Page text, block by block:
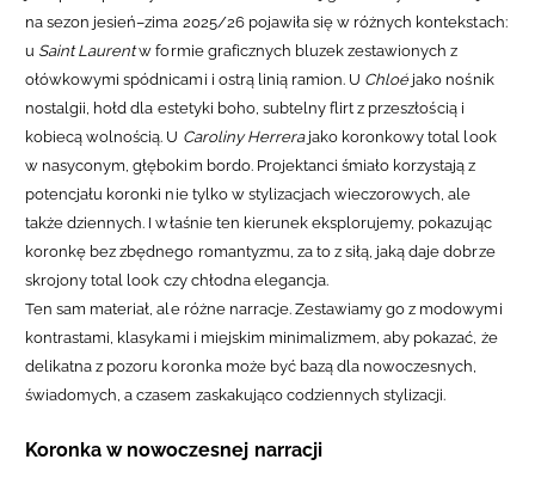
na sezon jesień–zima 2025/26 pojawiła się w różnych kontekstach:
u Saint Laurentw formie graficznych bluzek zestawionych z
ołówkowymi spódnicami i ostrą linią ramion. U Chloéjako nośnik
nostalgii, hołd dla estetyki boho, subtelny flirt z przeszłością i
kobiecą wolnością. U Caroliny Herrerajako koronkowy total look
w nasyconym, głębokim bordo. Projektanci śmiało korzystają z
potencjału koronki nie tylko w stylizacjach wieczorowych, ale
także dziennych. I właśnie ten kierunek eksplorujemy, pokazując
koronkę bez zbędnego romantyzmu, za to z siłą, jaką daje dobrze
skrojony total look czy chłodna elegancja.
Ten sam materiał, ale różne narracje. Zestawiamy go z modowymi
kontrastami, klasykami i miejskim minimalizmem, aby pokazać, że
delikatna z pozoru koronka może być bazą dla nowoczesnych,
świadomych, a czasem zaskakująco codziennych stylizacji.
Koronka w nowoczesnej narracji